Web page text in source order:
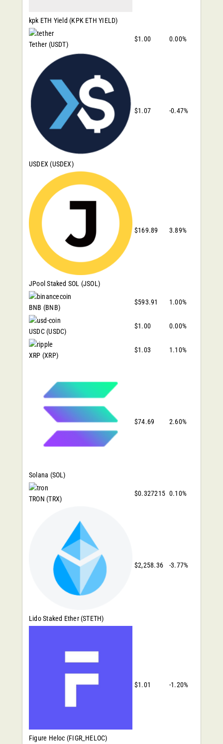
kpk ETH Yield (KPK ETH YIELD)
Tether (USDT)
$1.00 0.00%
USDEX (USDEX)
$1.07 -0.47%
JPool Staked SOL (JSOL)
$169.89 3.89%
BNB (BNB)
$593.91 1.00%
USDC (USDC)
$1.00 0.00%
XRP (XRP)
$1.03 1.10%
Solana (SOL)
$74.69 2.60%
TRON (TRX)
$0.327215 0.10%
Lido Staked Ether (STETH)
$2,258.36 -3.77%
Figure Heloc (FIGR_HELOC)
$1.01 -1.20%